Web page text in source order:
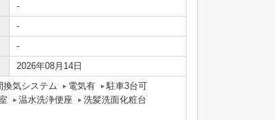
-
-
-
2026年08月14日
換気システム 電気有
駐車3台可
温水洗浄便座
洗髪洗面化粧台